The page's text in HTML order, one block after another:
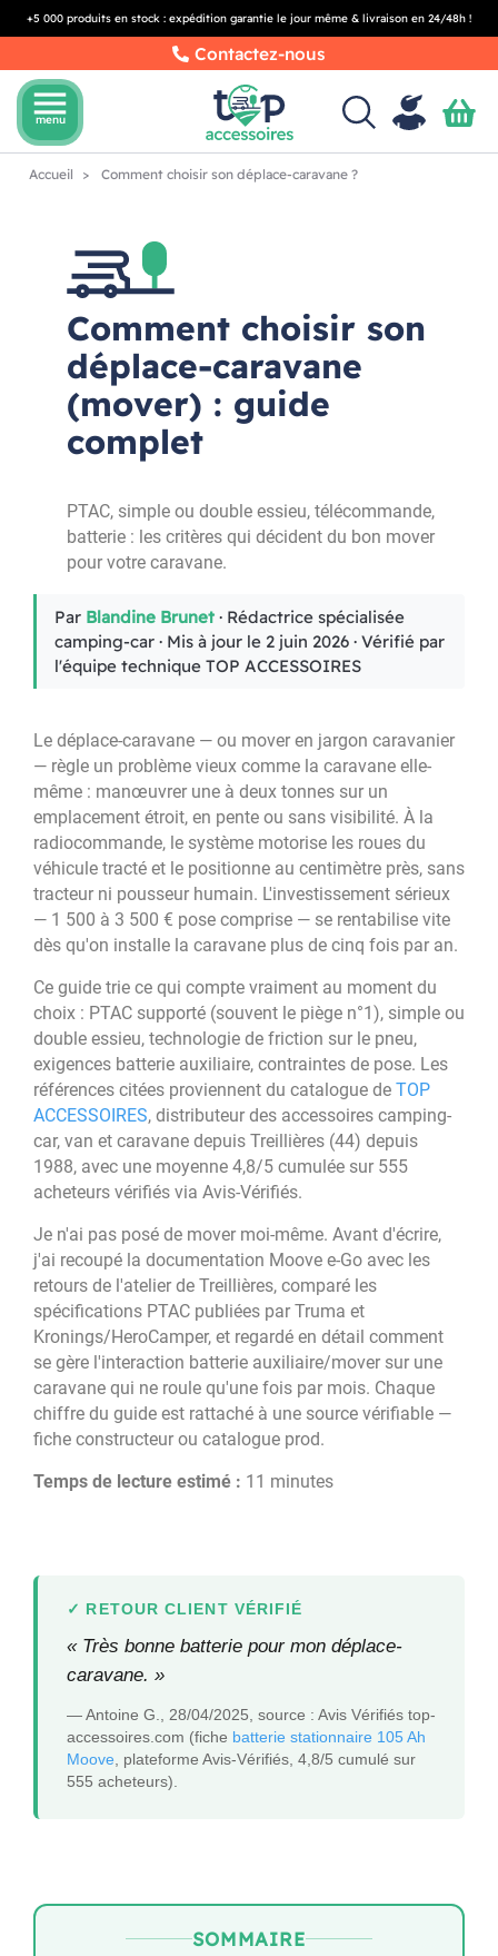
+5 000 produits en stock : expédition garantie le jour même & livraison en 24/48h !
Contactez-nous
menu
menu
Accueil Comment choisir son déplace-caravane ?
Comment choisir son
déplace-caravane
(mover) : guide
complet
PTAC, simple ou double essieu, télécommande,
batterie : les critères qui décident du bon mover
pour votre caravane.
Par Blandine Brunet · Rédactrice spécialisée
camping-car · Mis à jour le 2 juin 2026 · Vérifié par
l'équipe technique TOP ACCESSOIRES
Le déplace-caravane — ou mover en jargon caravanier
— règle un problème vieux comme la caravane elle-
même : manœuvrer une à deux tonnes sur un
emplacement étroit, en pente ou sans visibilité. À la
radiocommande, le système motorise les roues du
véhicule tracté et le positionne au centimètre près, sans
tracteur ni pousseur humain. L'investissement sérieux
— 1 500 à 3 500 € pose comprise — se rentabilise vite
dès qu'on installe la caravane plus de cinq fois par an.
Ce guide trie ce qui compte vraiment au moment du
choix : PTAC supporté (souvent le piège n°1), simple ou
double essieu, technologie de friction sur le pneu,
exigences batterie auxiliaire, contraintes de pose. Les
références citées proviennent du catalogue de TOP
ACCESSOIRES, distributeur des accessoires camping-
car, van et caravane depuis Treillières (44) depuis
1988, avec une moyenne 4,8/5 cumulée sur 555
acheteurs vérifiés via Avis-Vérifiés.
Je n'ai pas posé de mover moi-même. Avant d'écrire,
j'ai recoupé la documentation Moove e-Go avec les
retours de l'atelier de Treillières, comparé les
spécifications PTAC publiées par Truma et
Kronings/HeroCamper, et regardé en détail comment
se gère l'interaction batterie auxiliaire/mover sur une
caravane qui ne roule qu'une fois par mois. Chaque
chiffre du guide est rattaché à une source vérifiable —
fiche constructeur ou catalogue prod.
Temps de lecture estimé : 11 minutes
RETOUR CLIENT VÉRIFIÉ
« Très bonne batterie pour mon déplace-
caravane. »
— Antoine G., 28/04/2025, source : Avis Vérifiés top-
accessoires.com (fiche batterie stationnaire 105 Ah
Moove, plateforme Avis-Vérifiés, 4,8/5 cumulé sur
555 acheteurs).
SOMMAIRE